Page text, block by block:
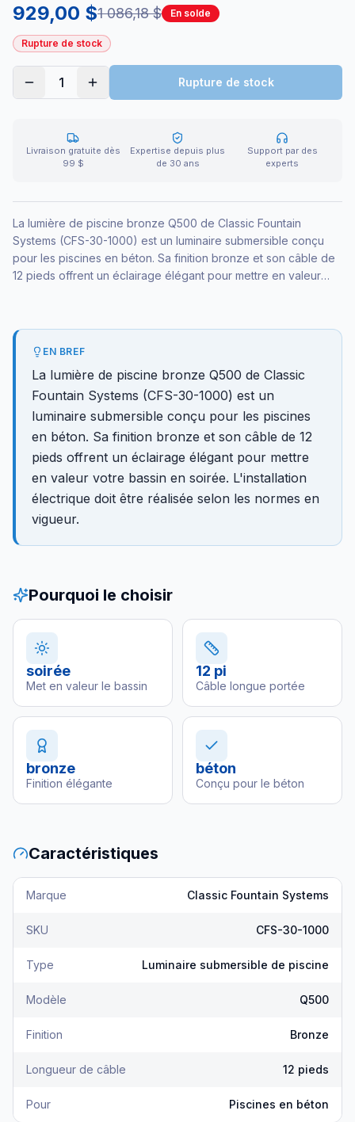
929,00 $1 086,18 $ En solde
Rupture de stock
1 Rupture de stock
Livraison gratuite dès
99 $
Expertise depuis plus
de 30 ans
Support par des
experts
La lumière de piscine bronze Q500 de Classic Fountain
Systems (CFS-30-1000) est un luminaire submersible conçu
pour les piscines en béton. Sa finition bronze et son câble de
12 pieds offrent un éclairage élégant pour mettre en valeur
EN BREF
La lumière de piscine bronze Q500 de Classic
Fountain Systems (CFS-30-1000) est un
luminaire submersible conçu pour les piscines
en béton. Sa finition bronze et son câble de 12
pieds offrent un éclairage élégant pour mettre
en valeur votre bassin en soirée. L'installation
électrique doit être réalisée selon les normes en
vigueur.
Pourquoi le choisir
soirée
Met en valeur le bassin
12 pi
Câble longue portée
bronze
Finition élégante
béton
Conçu pour le béton
Caractéristiques
Marque Classic Fountain Systems
SKU CFS-30-1000
Type Luminaire submersible de piscine
Modèle Q500
Finition Bronze
Longueur de câble 12 pieds
Pour Piscines en béton